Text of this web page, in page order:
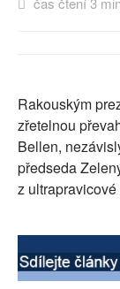
SOCIÁLNÍ SÍTĚ
RUBRIKY
PLNÁ VERZE
Rakouským
zřetelnou
Bellen,
předseda
z